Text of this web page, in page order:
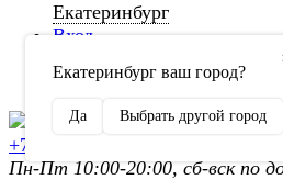
Екатеринбург
Екатеринбург ваш город?
Да Выбрать другой город
Вход
Регистрация
+7 (902) 872-54-70
Пн-Пт 10:00-20:00, сб-вск по